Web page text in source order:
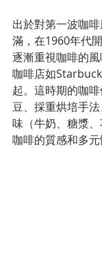
出於對第一波咖
滿，在1960年代
逐漸重視咖啡的
咖啡店如
起。這時期的咖
豆、採重烘培手
味（牛奶、糖漿
咖啡的質感和多元